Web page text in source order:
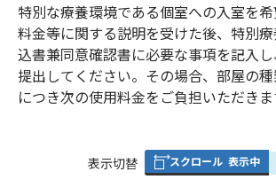
特別な療養環境である個室への入室を希
料金等に関する説明を受けた後、特別
込書兼同意確認書に必要な事項を記入
提出してください。その場合、部屋の
につき次の使用料金をご負担いただきま
表
表示切替 スクロール 表示中